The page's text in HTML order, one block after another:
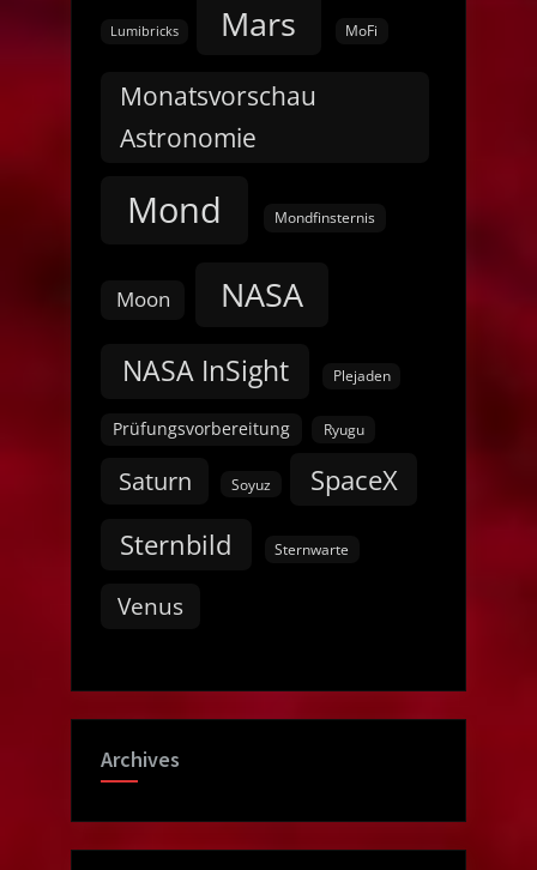
Lumibricks Mars MoFi
Monatsvorschau
Astronomie
Mond Mondfinsternis
Moon NASA
NASA InSight Plejaden
Prüfungsvorbereitung Ryugu
Saturn Soyuz
SpaceX
Sternbild
Sternwarte
Venus
Archives